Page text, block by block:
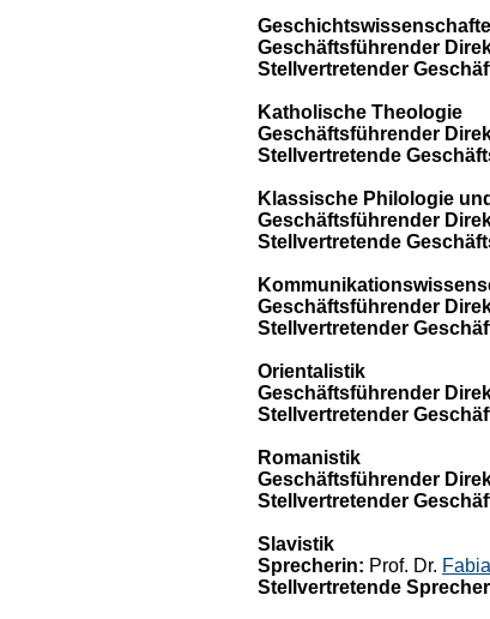
Geschäftsführender
Stellvertretender
Katholische Theologie
Geschäftsführender
Stellvertretende
Klassische Philologie
Geschäftsführender
Stellvertretende
Geschäftsführender
Stellvertretender
Orientalistik
Geschäftsführender
Stellvertretender
Romanistik
Geschäftsführender
Stellvertretender
Slavistik
Sprecherin: Prof. Dr.
Stellvertretende